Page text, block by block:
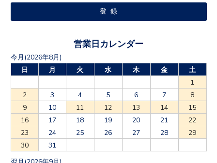
日
月 火 水 木 金
土
1
2
3 4 5 6 7
8
9
10 11 12 13 14
15
16
17 18 19 20 21
22
23
24 25 26 27 28
29
30
31